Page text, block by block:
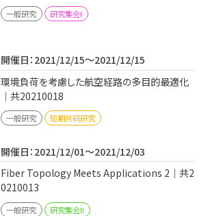
一般研究 研究集会I
開催日：2021/12/15～2021/12/15
環境負荷を考慮した航空経路の多⽬的最適化
｜共20210018
一般研究 短期共同研究
開催日：2021/12/01～2021/12/03
Fiber Topology Meets Applications 2｜共2
0210013
一般研究 研究集会II